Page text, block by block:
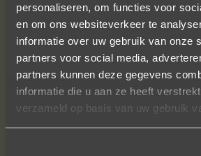
personaliseren, om functies voor
en om ons websiteverkeer te
informatie over uw gebruik van onze
partners voor social media,
partners kunnen deze gegevens
informatie die u aan ze heeft
verzameld op basis van uw gebruik
FOLLOW US ON